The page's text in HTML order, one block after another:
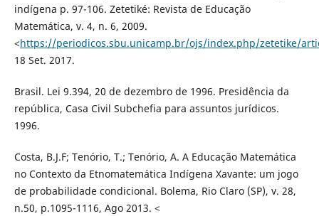
indígena p. 97-106. Zetetiké: Revista de Educação
Matemática, v. 4, n. 6, 2009.
<https://periodicos.sbu.unicamp.br/ojs/index.php/zetetike/
18 Set. 2017.
Brasil. Lei 9.394, 20 de dezembro de 1996. Presidência da
república, Casa Civil Subchefia para assuntos jurídicos.
1996.
Costa, B.J.F; Tenório, T.; Tenório, A. A Educação Matemática
no Contexto da Etnomatemática Indígena Xavante: um jogo
de probabilidade condicional. Bolema, Rio Claro (SP), v. 28,
n.50, p.1095-1116, Ago 2013. <